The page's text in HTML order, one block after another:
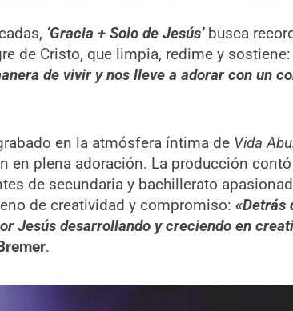
‘Gracia + Solo de Jesús’busca
de Cristo, que limpia, redime y sostiene:
de vivir y nos lleve a adorar con un
en la atmósfera íntima de Vida
en plena adoración. La producción contó
de secundaria y bachillerato
de creatividad y compromiso: «Detrás
Jesús desarrollando y creciendo en
.